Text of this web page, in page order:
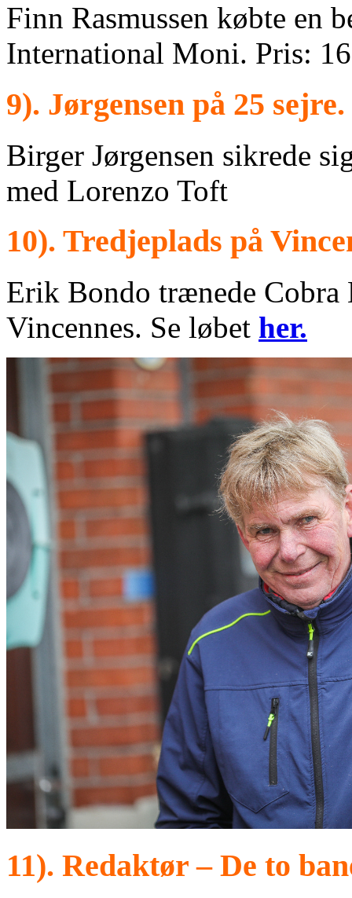
Finn Rasmussen købte en
International Moni. Pris:
9). Jørgensen på 25 sejre.
Birger Jørgensen sikrede
med Lorenzo Toft
10). Tredjeplads på
Erik Bondo trænede
Vincennes. Se løbet her.
11). Redaktør – De to